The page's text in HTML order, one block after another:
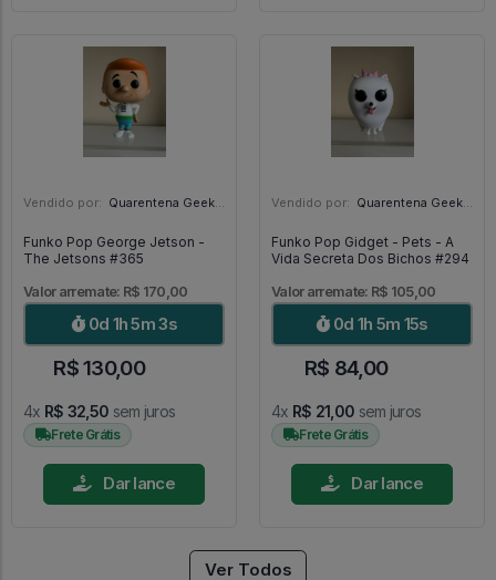
Vendido por: Quarentena Geek Store - SP
Funko Pop George Jetson -
The Jetsons #365
Valor arremate: R$ 170,00
0d 1h 5m 1s
R$ 130,00
4x R$ 32,50 sem juros
Frete Grátis
Dar lance
Vendido por: Quarentena Geek Store - SP
Funko Pop Gidget - Pets - A
Vida Secreta Dos Bichos #294
Valor arremate: R$ 105,00
0d 1h 5m 13s
R$ 84,00
4x R$ 21,00 sem juros
Frete Grátis
Dar lance
Ver Todos